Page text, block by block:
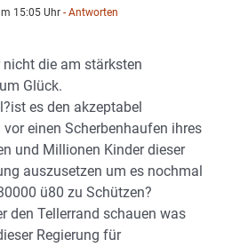
15:05 Uhr - Antworten
nicht die am stärksten
Glück.
es den akzeptabel
einen Scherbenhaufen ihres
und Millionen Kinder dieser
auszusetzen um es nochmal
ü80 zu Schützen?
den Tellerrand schauen was
Regierung für